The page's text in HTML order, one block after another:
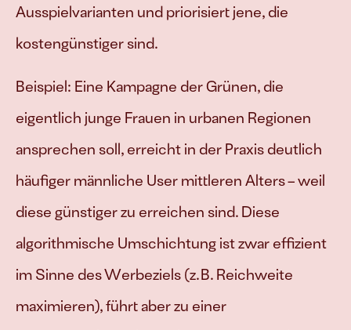
Ausspielvarianten und priorisiert jene, die
kostengünstiger sind.
Beispiel: Eine Kampagne der Grünen, die
eigentlich junge Frauen in urbanen Regionen
ansprechen soll, erreicht in der Praxis deutlich
häufiger männliche User mittleren Alters – weil
diese günstiger zu erreichen sind. Diese
algorithmische Umschichtung ist zwar effizient
im Sinne des Werbeziels (z. B. Reichweite
maximieren), führt aber zu einer